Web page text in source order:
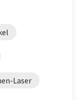
Laser